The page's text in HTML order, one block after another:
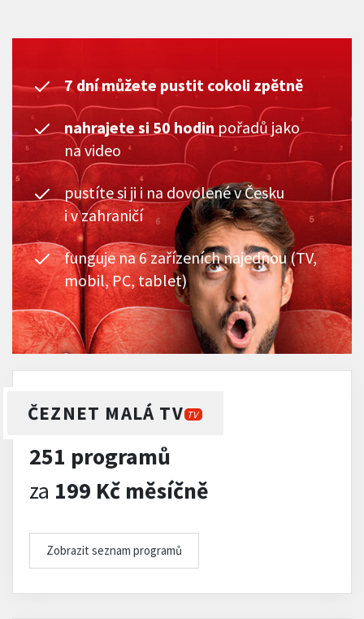
7 dní můžete pustit cokoli zpětně
nahrajete si 50 hodin pořadů jako
na video
pustíte si ji i na dovolené v Česku
i v zahraničí
funguje na 6 zařízeních najednou (TV,
mobil, PC, tablet)
ČEZNET MALÁ TV TV
251 programů
za 199 Kč měsíčně
Zobrazit seznam programů